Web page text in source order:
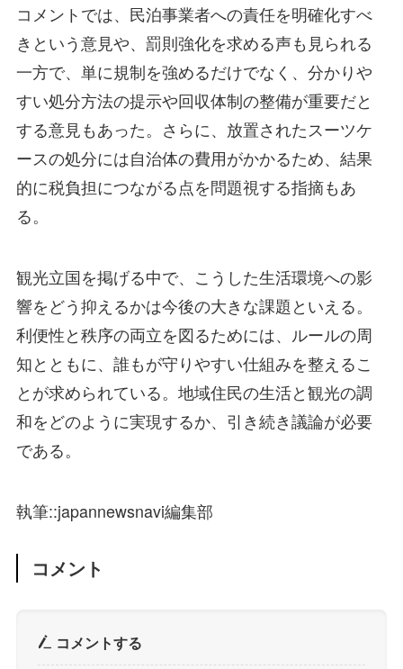
コメントでは、民泊事業者への責任を明確化すべ
きという意見や、罰則強化を求める声も見られる
一方で、単に規制を強めるだけでなく、分かりや
すい処分方法の提示や回収体制の整備が重要だと
する意見もあった。さらに、放置されたスーツケ
ースの処分には自治体の費用がかかるため、結果
的に税負担につながる点を問題視する指摘もあ
る。
観光立国を掲げる中で、こうした生活環境への影
響をどう抑えるかは今後の大きな課題といえる。
利便性と秩序の両立を図るためには、ルールの周
知とともに、誰もが守りやすい仕組みを整えるこ
とが求められている。地域住民の生活と観光の調
和をどのように実現するか、引き続き議論が必要
である。
執筆::japannewsnavi編集部
コメント
コメントする